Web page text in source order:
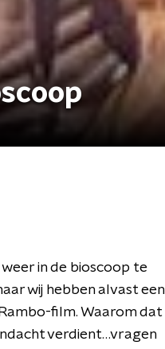
in de bioscoop te
wij hebben alvast een
film. Waarom dat
verdient…vragen